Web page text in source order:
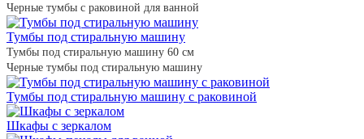
Черные тумбы с раковиной для ванной
Тумбы под стиральную машину
Тумбы под стиральную машину 60 см
Черные тумбы под стиральную машину
Тумбы под стиральную машину с раковиной
Шкафы с зеркалом